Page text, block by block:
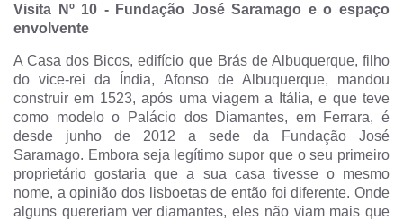
Visita Nº 10 - Fundação José Saramago e o espaço
envolvente
A Casa dos Bicos, edifício que Brás de Albuquerque, filho
do vice-rei da Índia, Afonso de Albuquerque, mandou
construir em 1523, após uma viagem a Itália, e que teve
como modelo o Palácio dos Diamantes, em Ferrara, é
desde junho de 2012 a sede da Fundação José
Saramago. Embora seja legítimo supor que o seu primeiro
proprietário gostaria que a sua casa tivesse o mesmo
nome, a opinião dos lisboetas de então foi diferente. Onde
alguns quereriam ver diamantes, eles não viam mais que